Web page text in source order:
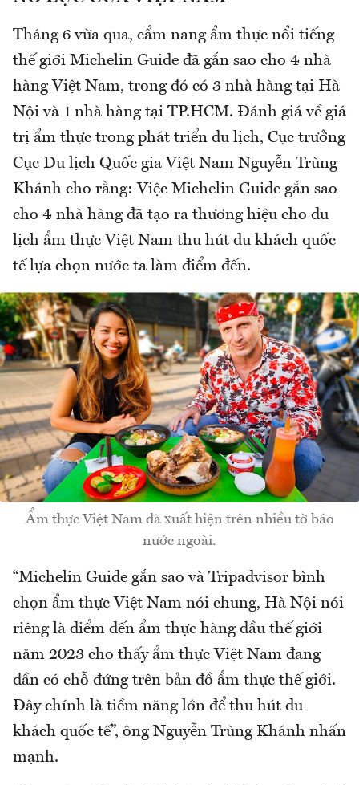
Tháng 6 vừa qua, cẩm nang ẩm thực nổi tiếng
thế giới Michelin Guide đã gắn sao cho 4 nhà
hàng Việt Nam, trong đó có 3 nhà hàng tại Hà
Nội và 1 nhà hàng tại TP.HCM. Đánh giá về giá
trị ẩm thực trong phát triển du lịch, Cục trưởng
Cục Du lịch Quốc gia Việt Nam Nguyễn Trùng
Khánh cho rằng: Việc Michelin Guide gắn sao
cho 4 nhà hàng đã tạo ra thương hiệu cho du
lịch ẩm thực Việt Nam thu hút du khách quốc
tế lựa chọn nước ta làm điểm đến.
Ẩm thực Việt Nam đã xuất hiện trên nhiều tờ báo
nước ngoài.
“Michelin Guide gắn sao và Tripadvisor bình
chọn ẩm thực Việt Nam nói chung, Hà Nội nói
riêng là điểm đến ẩm thực hàng đầu thế giới
năm 2023 cho thấy ẩm thực Việt Nam đang
dần có chỗ đứng trên bản đồ ẩm thực thế giới.
Đây chính là tiềm năng lớn để thu hút du
khách quốc tế”, ông Nguyễn Trùng Khánh nhấn
mạnh.